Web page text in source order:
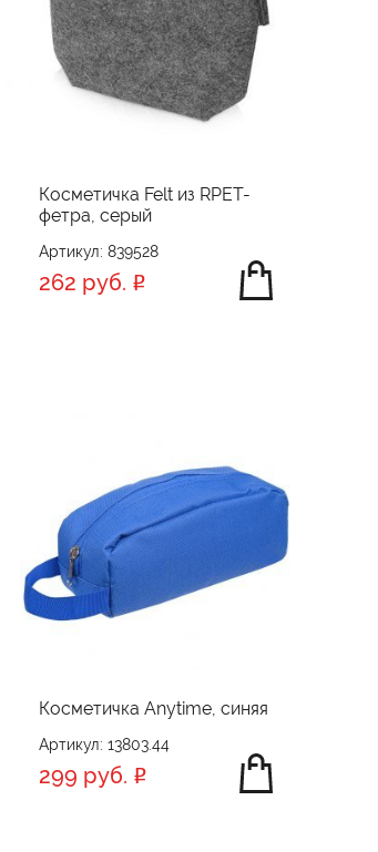
Косметичка Felt из RPET-
фетра, серый
Артикул: 839528
262 руб.
Косметичка Anytime, синяя
Артикул: 13803.44
299 руб.